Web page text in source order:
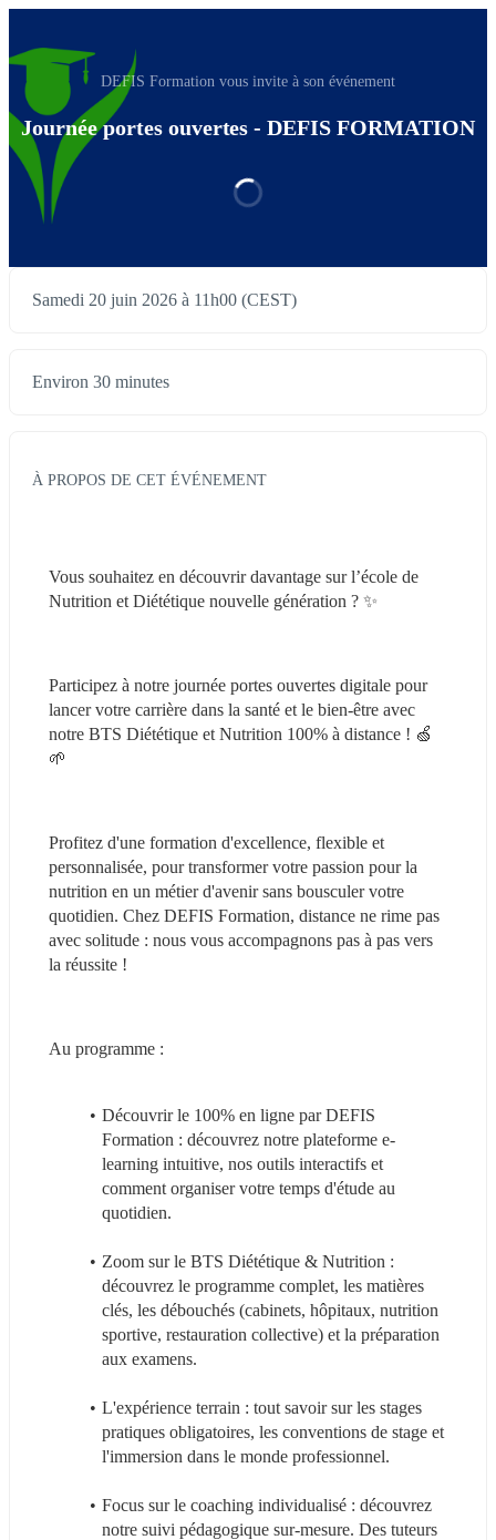
DEFIS Formation vous invite à son événement
Journée portes ouvertes - DEFIS FORMATION
Samedi 20 juin 2026 à 11h00 (CEST)
Environ 30 minutes
À PROPOS DE CET ÉVÉNEMENT
Vous souhaitez en découvrir davantage sur l’école de
Nutrition et Diététique nouvelle génération ? ✨
Participez à notre journée portes ouvertes digitale pour
lancer votre carrière dans la santé et le bien-être avec
notre BTS Diététique et Nutrition 100% à distance ! 🍏
🌱
Profitez d'une formation d'excellence, flexible et
personnalisée, pour transformer votre passion pour la
nutrition en un métier d'avenir sans bousculer votre
quotidien. Chez DEFIS Formation, distance ne rime pas
avec solitude : nous vous accompagnons pas à pas vers
la réussite !
Au programme :
Découvrir le 100% en ligne par DEFIS
Formation : découvrez notre plateforme e-
learning intuitive, nos outils interactifs et
comment organiser votre temps d'étude au
quotidien.
Zoom sur le BTS Diététique & Nutrition :
découvrez le programme complet, les matières
clés, les débouchés (cabinets, hôpitaux, nutrition
sportive, restauration collective) et la préparation
aux examens.
L'expérience terrain : tout savoir sur les stages
pratiques obligatoires, les conventions de stage et
l'immersion dans le monde professionnel.
Focus sur le coaching individualisé : découvrez
notre suivi pédagogique sur-mesure. Des tuteurs